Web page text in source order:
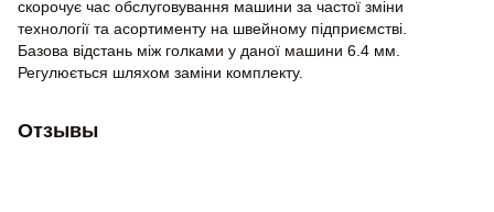
скорочує час обслуговування машини за частої зміни
технології та асортименту на швейному підприємстві.
Базова відстань між голками у даної машини 6.4 мм.
Регулюється шляхом заміни комплекту.
Отзывы